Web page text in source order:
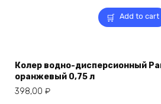
Add to cart
Колер водно-дисперсионный
оранжевый 0,75 л
398,00 ₽